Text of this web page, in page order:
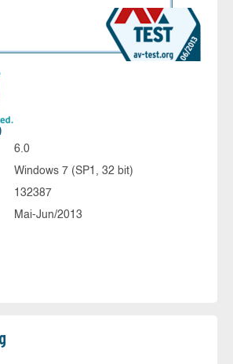
6.0
Windows 7 (SP1, 32 bit)
132387
Mai-Jun/2013